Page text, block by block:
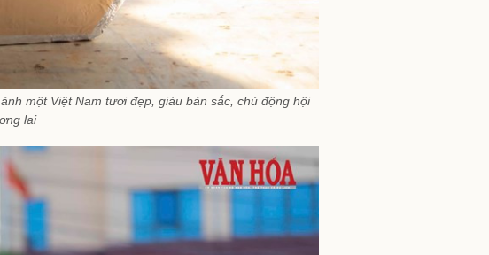
một Việt Nam tươi đẹp, giàu bản sắc, chủ động hội
lai